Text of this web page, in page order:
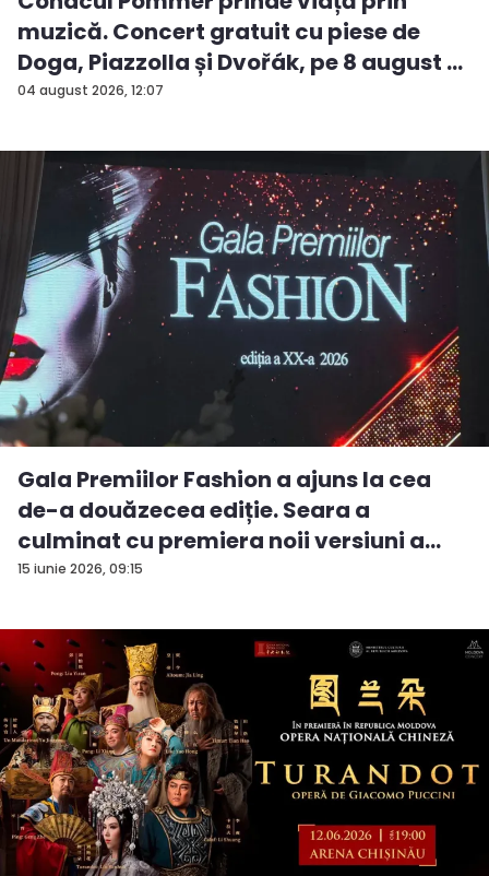
04 august 2026, 12:07
muzică. Concert gratuit cu piese de
Doga, Piazzolla și Dvořák, pe 8 august ...
15 iunie 2026, 09:15
Gala Premiilor Fashion a ajuns la cea
de-a douăzecea ediție. Seara a
culminat cu premiera noii versiuni a
pie...